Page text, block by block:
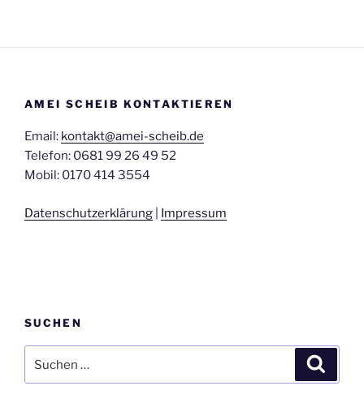
Tbilissi-
AMEI SCHEIB KONTAKTIEREN
Email: kontakt@amei-scheib.de
Telefon: 0681 99 26 49 52
Mobil: 0170 414 3554
Datenschutzerklärung Impressum
SUCHEN
nach: